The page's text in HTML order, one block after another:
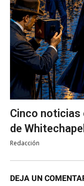
Cinco noticias
de
Redacción
DEJA UN